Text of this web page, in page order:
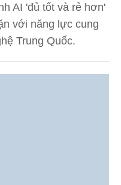
AI 'đủ tốt và rẻ hơn'
với năng lực cung
Trung Quốc.